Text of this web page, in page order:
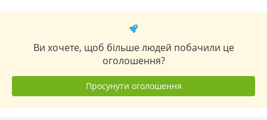
Ви хочете, щоб більше людей побачили це
оголошення?
Просунути оголошення